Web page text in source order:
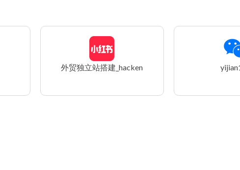
外贸独立站搭建_hacken